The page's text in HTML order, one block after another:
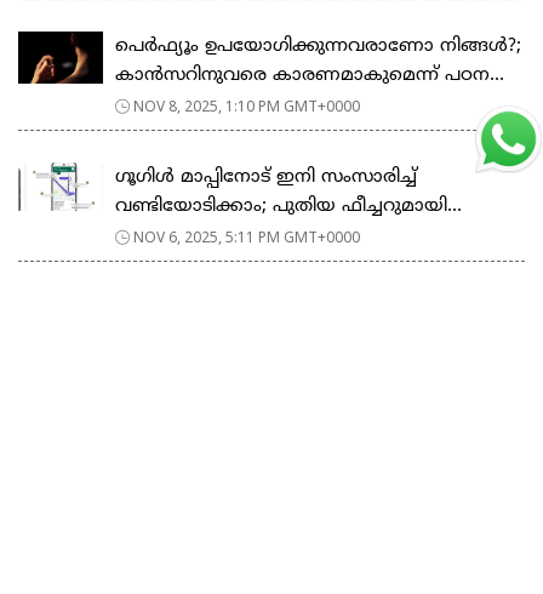
പെർഫ്യൂം ഉപയോഗിക്കുന്നവരാണോ നിങ്ങൾ?;
കാൻസറിനുവരെ കാരണമാകുമെന്ന് പഠന...
NOV 8, 2025, 1:10 PM GMT+0000
ഗൂഗിള്‍ മാപ്പിനോട് ഇനി സംസാരിച്ച്
വണ്ടിയോടിക്കാം; പുതിയ ഫീച്ചറുമായി...
NOV 6, 2025, 5:11 PM GMT+0000